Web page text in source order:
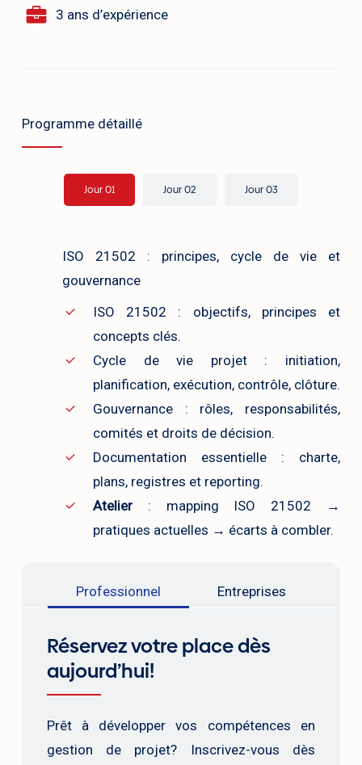
3 ans d’expérience
Programme détaillé
Jour 01 Jour 02 Jour 03
ISO 21502 : principes, cycle de vie et
gouvernance
ISO 21502 : objectifs, principes et
concepts clés.
Cycle de vie projet : initiation,
planification, exécution, contrôle, clôture.
Gouvernance : rôles, responsabilités,
comités et droits de décision.
Documentation essentielle : charte,
plans, registres et reporting.
Atelier: mapping ISO 21502 →
pratiques actuelles → écarts à combler.
Professionnel Entreprises
Réservez votre place dès
aujourd’hui!
Prêt à développer vos compétences en
gestion de projet? Inscrivez-vous dès